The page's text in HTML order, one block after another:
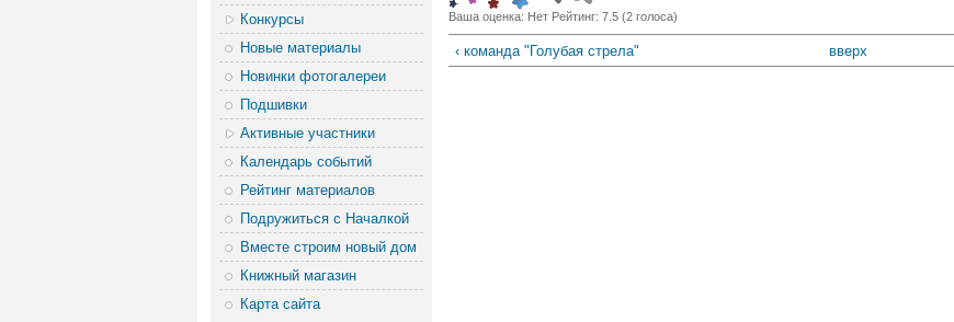
Конкурсы
Новые материалы
Новинки фотогалереи
Подшивки
Активные участники
Календарь событий
Рейтинг материалов
Подружиться с Началкой
Вместе строим новый дом
Книжный магазин
Карта сайта
Ваша оценка: Нет Рейтинг: 7.5 (2голоса)
‹ команда "Голубая стрела" вверх